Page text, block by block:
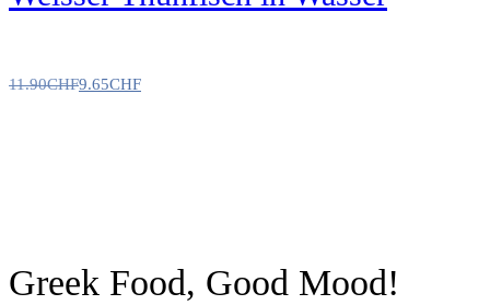
11.90CHF9.65CHF
Greek Food, Good Mood!